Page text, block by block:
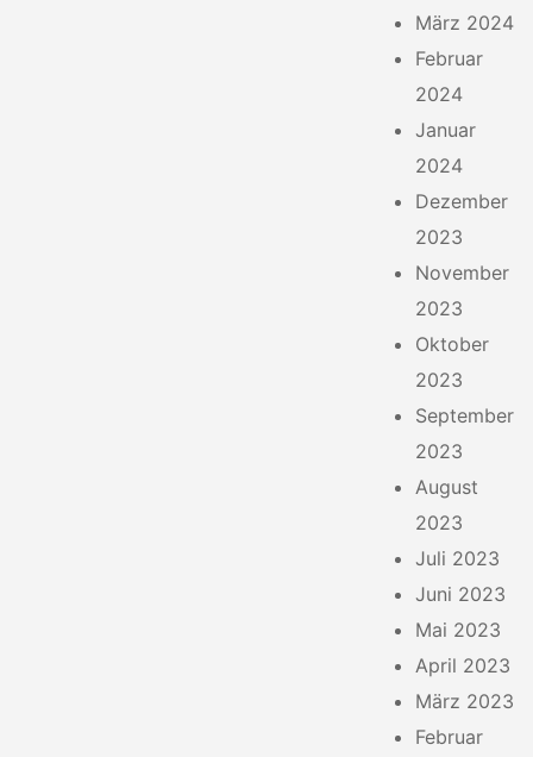
März 2024
Februar
2024
Januar
2024
Dezember
2023
November
2023
Oktober
2023
September
2023
August
2023
Juli 2023
Juni 2023
Mai 2023
April 2023
März 2023
Februar